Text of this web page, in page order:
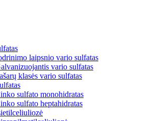
laipsnio vario sulfatas
vario sulfatas
klasės vario sulfatas
sulfato monohidratas
sulfato heptahidratas